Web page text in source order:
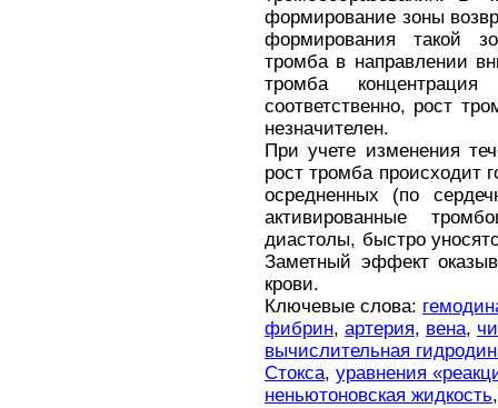
формирование зоны
формирования такой
тромба в направлении
тромба
соответственно, рост
незначителен.
При учете изменения
рост тромба происходит
осредненных (по
активированные
диастолы, быстро
Заметный эффект
крови.
Ключевые слова:
фибрин, артерия, вена,
вычислительная
Стокса, уравнения
неньютоновская жидкость